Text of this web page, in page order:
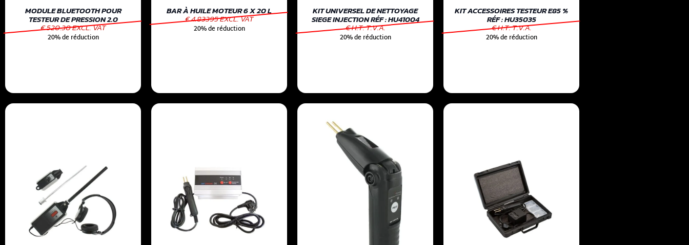
MODULE BLUETOOTH POUR
TESTEUR DE PRESSION 2.0
€ 520.30 EXCL. VAT
20% de réduction
BAR À HUILE MOTEUR 6 X 20 L
€ 4.83395 EXCL. VAT
20% de réduction
KIT UNIVERSEL DE NETTOYAGE
SIEGE INJECTION RÉF : HU41004
€ H.T. T.V.A.
20% de réduction
KIT ACCESSOIRES TESTEUR E85 %
RÉF : HU35035
€ H.T. T.V.A.
20% de réduction